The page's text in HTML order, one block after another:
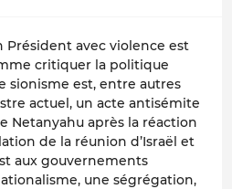
avec violence est
critiquer la politique
sionisme est, entre autres
actuel, un acte antisémite
Netanyahu après la réaction
de la réunion d’Israël et
aux gouvernements
une ségrégation,